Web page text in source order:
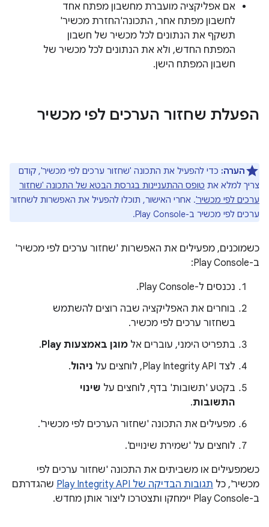
אם אפליקציה מועברת מחשבון מפתח אחד
לחשבון מפתח אחר, התכונה'החזרת מכשיר'
תשקף את הנתונים לכל מכשיר של חשבון
המפתח החדש, ולא את הנתונים לכל מכשיר של
חשבון המפתח הישן.
הפעלת שחזור הערכים לפי מכשיר
הערה: כדי להפעיל את התכונה 'שחזור ערכים לפי מכשיר', קודם
צריך למלא את טופס ההתעניינות בגרסת הבטא של התכונה 'שחזור
ערכים לפי מכשיר'. אחרי האישור, תוכלו להפעיל את האפשרות לשחזור
ערכים לפי מכשיר ב-Play Console.
כשמוכנים, מפעילים את האפשרות 'שחזור ערכים לפי מכשיר'
ב-Play Console:
נכנסים ל-Play Console.
בוחרים את האפליקציה שבה רוצים להשתמש
בשחזור ערכים לפי מכשיר.
בתפריט הימני, עוברים אל מוגן באמצעות Play
.
לצד Play Integrity API, לוחצים על
ניהול.
בקטע 'תשובות' בדף, לוחצים על שינוי
התשובות.
מפעילים את התכונה 'שחזור הערכים לפי מכשיר'.
לוחצים על 'שמירת שינויים'.
כשמפעילים או משביתים את התכונה 'שחזור ערכים לפי
מכשיר', כל תגובות הבדיקה של Play Integrity API
שהגדרתם
ב-Play Console יימחקו ותצטרכו ליצור אותן מחדש.